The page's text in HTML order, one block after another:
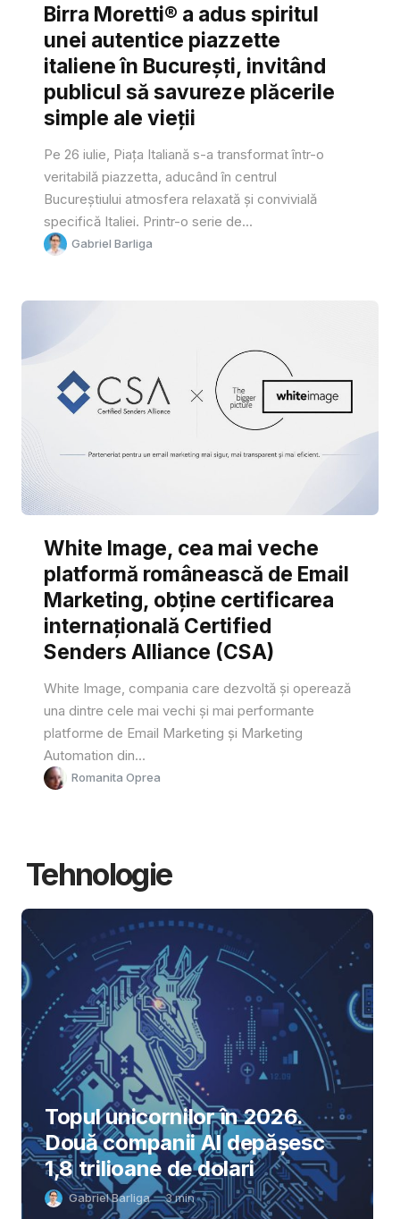
Birra Moretti® a adus spiritul
unei autentice piazzette
italiene în București, invitând
publicul să savureze plăcerile
simple ale vieții
Pe 26 iulie, Piața Italiană s-a transformat într-o
veritabilă piazzetta, aducând în centrul
Bucureștiului atmosfera relaxată și convivială
specifică Italiei. Printr-o serie de...
Gabriel Barliga
White Image, cea mai veche
platformă românească de Email
Marketing, obține certificarea
internațională Certified
Senders Alliance (CSA)
White Image, compania care dezvoltă și operează
una dintre cele mai vechi și mai performante
platforme de Email Marketing și Marketing
Automation din...
Romanita Oprea
Tehnologie
Topul unicornilor în 2026.
Două companii AI depășesc
1,8 trilioane de dolari
Gabriel Barliga 3min